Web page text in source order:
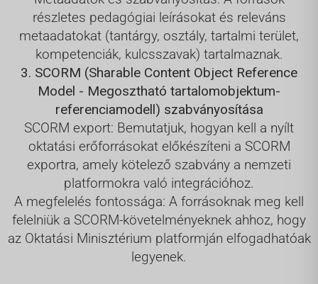
részletes pedagógiai leírásokat és releváns
metaadatokat (tantárgy, osztály, tartalmi terület,
kompetenciák, kulcsszavak) tartalmaznak.
3. SCORM (Sharable Content Object Reference
Model - Megosztható tartalomobjektum-
referenciamodell) szabványosítása
SCORM export: Bemutatjuk, hogyan kell a nyílt
oktatási erőforrásokat előkészíteni a SCORM
exportra, amely kötelező szabvány a nemzeti
platformokra való integrációhoz.
A megfelelés fontossága: A forrásoknak meg kell
felelniük a SCORM-követelményeknek ahhoz, hogy
az Oktatási Minisztérium platformján elfogadhatóak
legyenek.